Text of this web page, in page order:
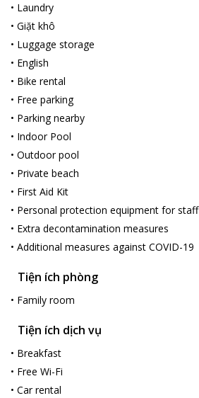
• Laundry
• Giặt khô
• Luggage storage
• English
• Bike rental
• Free parking
• Parking nearby
• Indoor Pool
• Outdoor pool
• Private beach
• First Aid Kit
• Personal protection equipment for staff
• Extra decontamination measures
• Additional measures against COVID-19
Tiện ích phòng
• Family room
Tiện ích dịch vụ
• Breakfast
• Free Wi-Fi
• Car rental